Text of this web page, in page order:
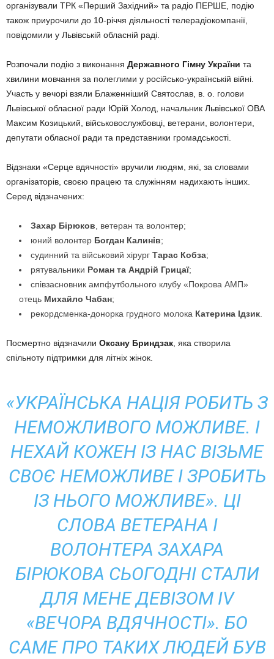
організували ТРК «Перший Західний» та радіо ПЕРШЕ, подію
також приурочили до 10-річчя діяльності телерадіокомпанії,
повідомили у Львівській обласній раді.
Розпочали подію з виконання Державного Гімну України та
хвилини мовчання за полеглими у російсько-українській війні.
Участь у вечорі взяли Блаженніший Святослав, в. о. голови
Львівської обласної ради Юрій Холод, начальник Львівської ОВА
Максим Козицький, військовослужбовці, ветерани, волонтери,
депутати обласної ради та представники громадськості.
Відзнаки «Серце вдячності» вручили людям, які, за словами
організаторів, своєю працею та служінням надихають інших.
Серед відзначених:
Захар Бірюков, ветеран та волонтер;
юний волонтер Богдан Калинів;
судинний та військовий хірург Тарас Кобза;
рятувальники Роман та Андрій Грицаї;
співзасновник ампфутбольного клубу «Покрова АМП»
отець Михайло Чабан;
рекордсменка-донорка грудного молока Катерина Ідзик.
Посмертно відзначили Оксану Бриндзак, яка створила
спільноту підтримки для літніх жінок.
«УКРАЇНСЬКА НАЦІЯ РОБИТЬ З
НЕМОЖЛИВОГО МОЖЛИВЕ. І
НЕХАЙ КОЖЕН ІЗ НАС ВІЗЬМЕ
СВОЄ НЕМОЖЛИВЕ І ЗРОБИТЬ
ІЗ НЬОГО МОЖЛИВЕ». ЦІ
СЛОВА ВЕТЕРАНА І
ВОЛОНТЕРА ЗАХАРА
БІРЮКОВА СЬОГОДНІ СТАЛИ
ДЛЯ МЕНЕ ДЕВІЗОМ IV
«ВЕЧОРА ВДЯЧНОСТІ». БО
САМЕ ПРО ТАКИХ ЛЮДЕЙ БУВ